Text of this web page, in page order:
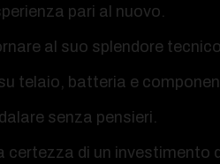
pari al nuovo.
al suo splendore
telaio, batteria e
senza pensieri.
certezza di un investimento